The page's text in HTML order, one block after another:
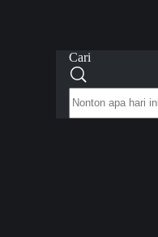
Cari